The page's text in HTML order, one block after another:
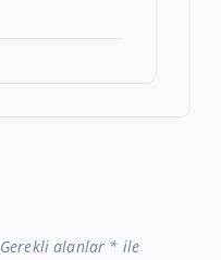
Gerekli alanlar * ile